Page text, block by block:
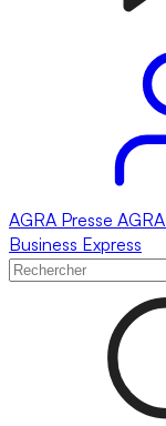
AGRA Presse AGRA
Business Express